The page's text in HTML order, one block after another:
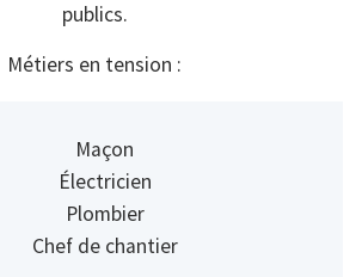
publics.
Métiers en tension :
Maçon
Électricien
Plombier
Chef de chantier